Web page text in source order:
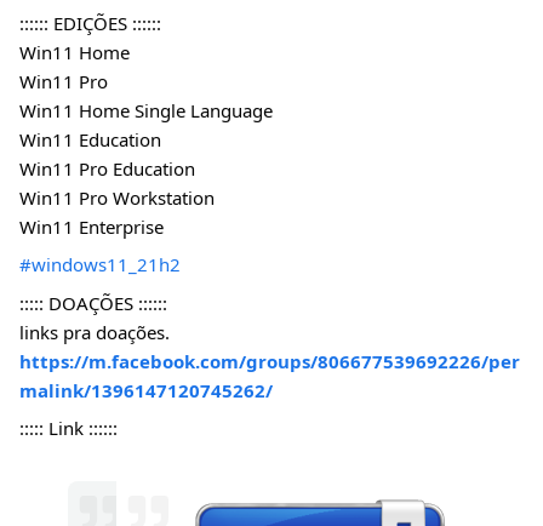
:::::: EDIÇÕES ::::::
Win11 Home
Win11 Pro
Win11 Home Single Language
Win11 Education
Win11 Pro Education
Win11 Pro Workstation
Win11 Enterprise
#windows11_21h2
::::: DOAÇÕES ::::::
links pra doações.
https://m.facebook.com/groups/806677539692226/per
malink/1396147120745262/
::::: Link ::::::